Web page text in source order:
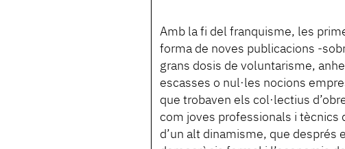
Amb la fi del franquisme, les
forma de noves publicacions -
grans dosis de voluntarisme,
escasses o nul·les nocions
que trobaven els col·lectius
com joves professionals i tècnics
d’un alt dinamisme, que després